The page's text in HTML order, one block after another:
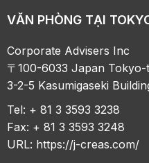
VĂN PHÒNG TẠI
Corporate Advisers Inc
〒100-6033 Japan
3-2-5 Kasumigaseki
Tel: + 81 3 3593 3238
Fax: + 81 3 3593 3248
URL: https://j-creas.com/